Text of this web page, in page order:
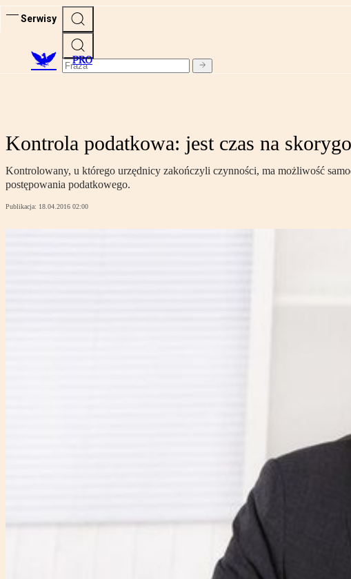
Serwisy
PRO
Kontrola podatkowa: jest czas na
Kontrolowany, u którego urzędnicy zakończyli czynności, ma możliwość
postępowania podatkowego.
Publikacja: 18.04.2016 02:00